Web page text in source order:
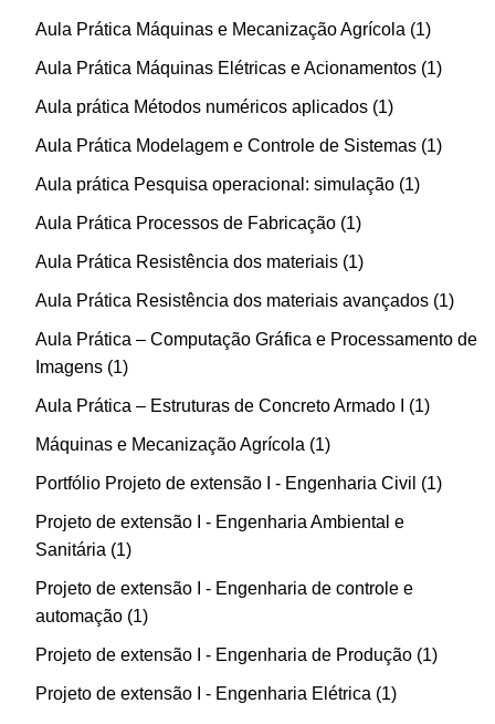
Aula Prática Máquinas e Mecanização Agrícola 1
Aula Prática Máquinas Elétricas e Acionamentos 1
Aula prática Métodos numéricos aplicados 1
Aula Prática Modelagem e Controle de Sistemas 1
Aula prática Pesquisa operacional: simulação 1
Aula Prática Processos de Fabricação 1
Aula Prática Resistência dos materiais 1
Aula Prática Resistência dos materiais avançados 1
Aula Prática – Computação Gráfica e Processamento de
Imagens 1
Aula Prática – Estruturas de Concreto Armado I 1
Máquinas e Mecanização Agrícola 1
Portfólio Projeto de extensão I - Engenharia Civil 1
Projeto de extensão I - Engenharia Ambiental e
Sanitária
1
Projeto de extensão I - Engenharia de controle e
automação 1
Projeto de extensão I - Engenharia de Produção 1
Projeto de extensão I - Engenharia Elétrica 1